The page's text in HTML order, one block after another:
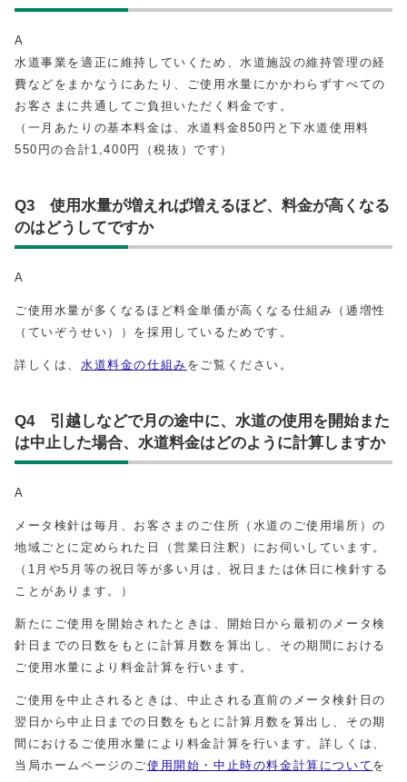
A
水道事業を適正に維持していくため、水道施設の維持管理の経
費などをまかなうにあたり、ご使用水量にかかわらずすべての
お客さまに共通してご負担いただく料金です。
（一月あたりの基本料金は、水道料金850円と下水道使用料
550円の合計1,400円（税抜）です）
Q3 使用水量が増えれば増えるほど、料金が高くなる
のはどうしてですか
A
ご使用水量が多くなるほど料金単価が高くなる仕組み（逓増性
（ていぞうせい））を採用しているためです。
詳しくは、 水道料金の仕組み をご覧ください。
Q4 引越しなどで月の途中に、水道の使用を開始また
は中止した場合、水道料金はどのように計算しますか
A
メータ検針は毎月、お客さまのご住所（水道のご使用場所）の
地域ごとに定められた日（営業日注釈）にお伺いしています。
（1月や5月等の祝日等が多い月は、祝日または休日に検針する
ことがあります。）
新たにご使用を開始されたときは、開始日から最初のメータ検
針日までの日数をもとに計算月数を算出し、その期間における
ご使用水量により料金計算を行います。
ご使用を中止されるときは、中止される直前のメータ検針日の
翌日から中止日までの日数をもとに計算月数を算出し、その期
間におけるご使用水量により料金計算を行います。詳しくは、
当局ホームページのご使用開始・中止時の料金計算について を